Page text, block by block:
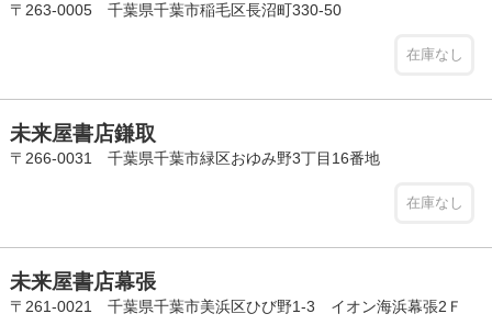
〒263-0005 千葉県千葉市稲毛区長沼町330-50
在庫なし
未来屋書店鎌取
〒266-0031 千葉県千葉市緑区おゆみ野3丁目16番地
在庫なし
未来屋書店幕張
〒261-0021 千葉県千葉市美浜区ひび野1-3 イオン海浜幕張2Ｆ